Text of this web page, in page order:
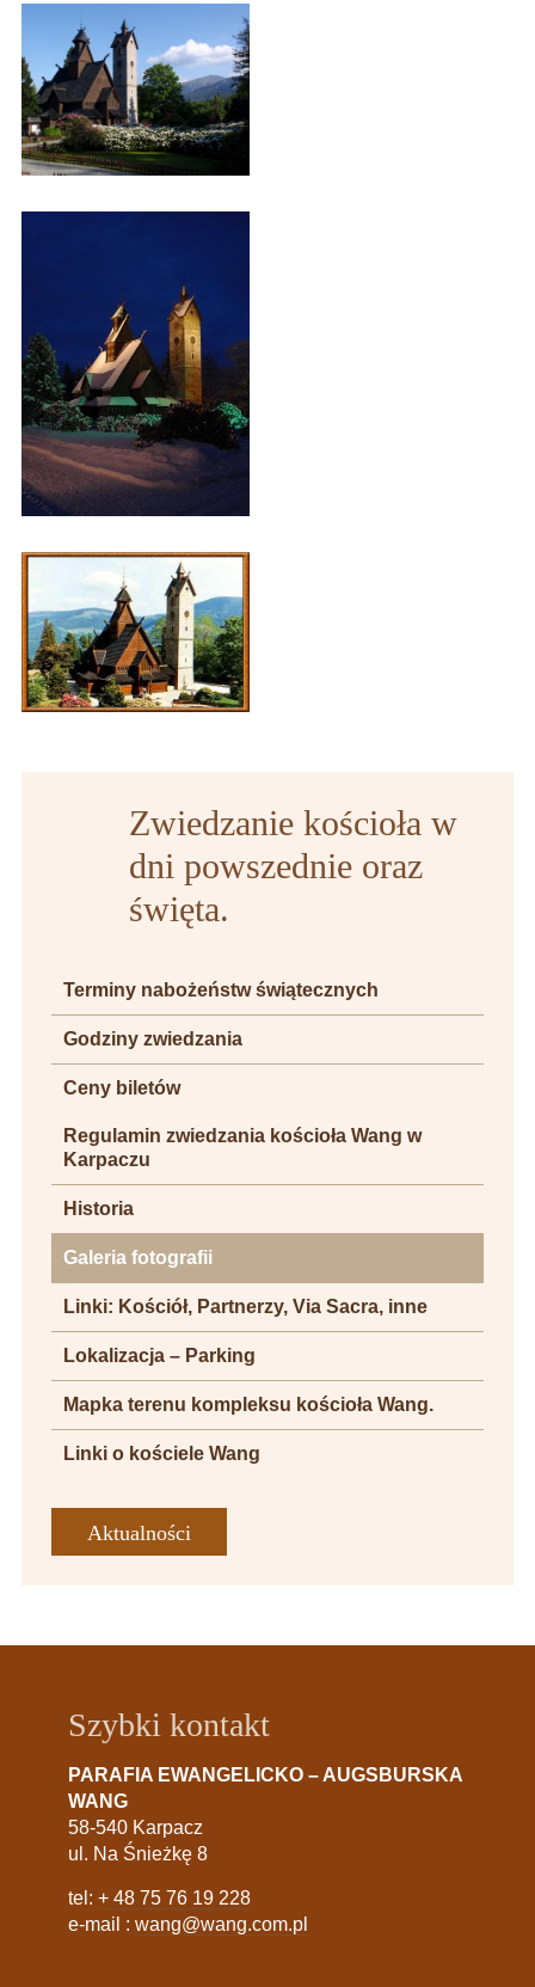
Zwiedzanie kościoła w
dni powszednie oraz
święta.
Terminy nabożeństw świątecznych
Godziny zwiedzania
Ceny biletów
Regulamin zwiedzania kościoła Wang w
Karpaczu
Historia
Galeria fotografii
Linki: Kościół, Partnerzy, Via Sacra, inne
Lokalizacja – Parking
Mapka terenu kompleksu kościoła Wang.
Linki o kościele Wang
Aktualności
Szybki kontakt
PARAFIA EWANGELICKO – AUGSBURSKA
WANG
58-540 Karpacz
ul. Na Śnieżkę 8
tel: + 48 75 76 19 228
e-mail : wang@wang.com.pl